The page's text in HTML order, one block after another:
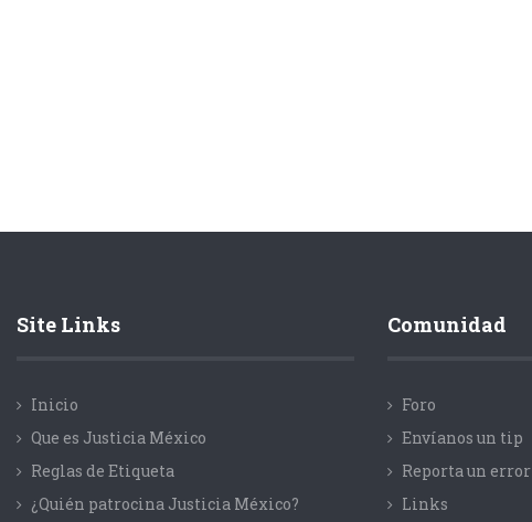
Site Links
Inicio
Que es Justicia México
Reglas de Etiqueta
¿Quién patrocina Justicia México?
Comunidad
Foro
Envíanos un tip
Reporta un error
Links